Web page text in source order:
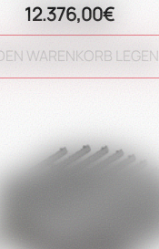
12.376,00€
WARENKORB LEGEN